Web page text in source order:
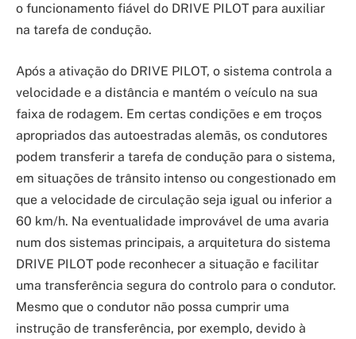
o funcionamento fiável do DRIVE PILOT para auxiliar
na tarefa de condução.
Após a ativação do DRIVE PILOT, o sistema controla a
velocidade e a distância e mantém o veículo na sua
faixa de rodagem. Em certas condições e em troços
apropriados das autoestradas alemãs, os condutores
podem transferir a tarefa de condução para o sistema,
em situações de trânsito intenso ou congestionado em
que a velocidade de circulação seja igual ou inferior a
60 km/h. Na eventualidade improvável de uma avaria
num dos sistemas principais, a arquitetura do sistema
DRIVE PILOT pode reconhecer a situação e facilitar
uma transferência segura do controlo para o condutor.
Mesmo que o condutor não possa cumprir uma
instrução de transferência, por exemplo, devido à